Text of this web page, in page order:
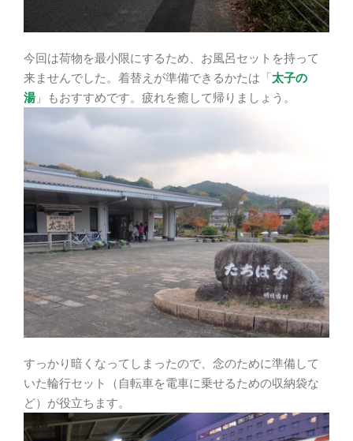
今回は荷物を最小限にするため、お風呂セットを持って
来ませんでした。着替えが準備できるかたは「太子の
湯 」もおすすめです。疲れを癒して帰りましょう。
すっかり暗くなってしまったので、念のために準備して
いた輪行セット（自転車を電車に乗せるための収納袋な
ど）が役立ちます。